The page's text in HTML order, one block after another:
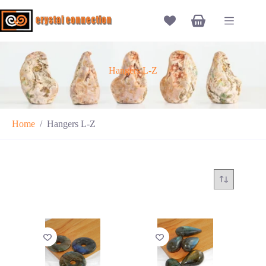
naar
de
Winkelwagen
Hangers L-Z
Home / Hangers L-Z